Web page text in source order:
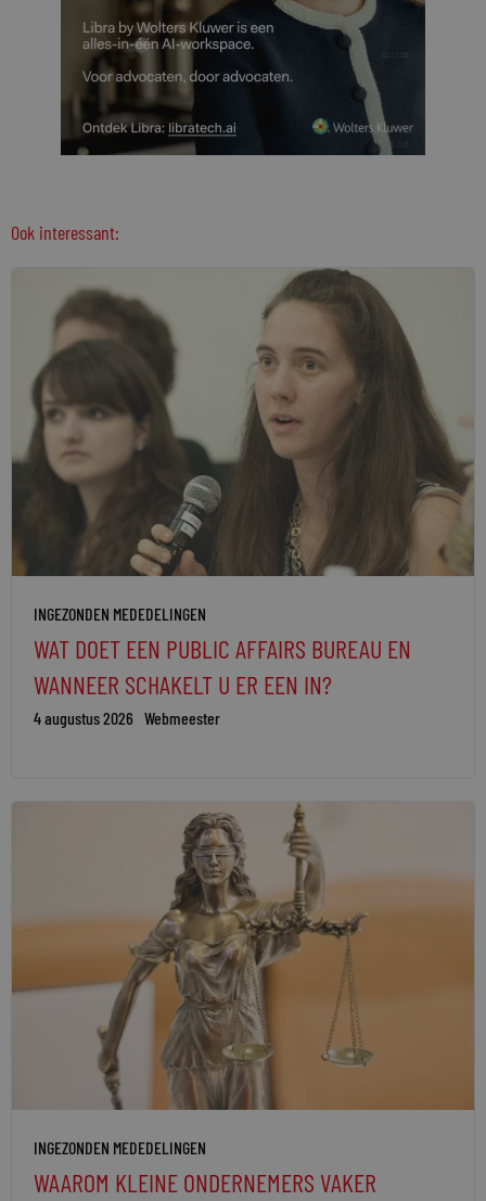
Ook interessant:
INGEZONDEN MEDEDELINGEN
WAT DOET EEN PUBLIC AFFAIRS BUREAU EN
WANNEER SCHAKELT U ER EEN IN?
4 augustus 2026 Webmeester
INGEZONDEN MEDEDELINGEN
WAAROM KLEINE ONDERNEMERS VAKER